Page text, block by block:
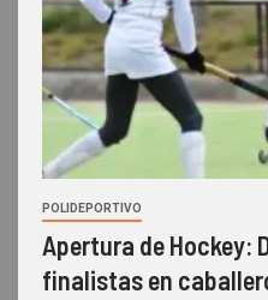
POLIDEPORTIVO
Apertura de Hockey:
finalistas en